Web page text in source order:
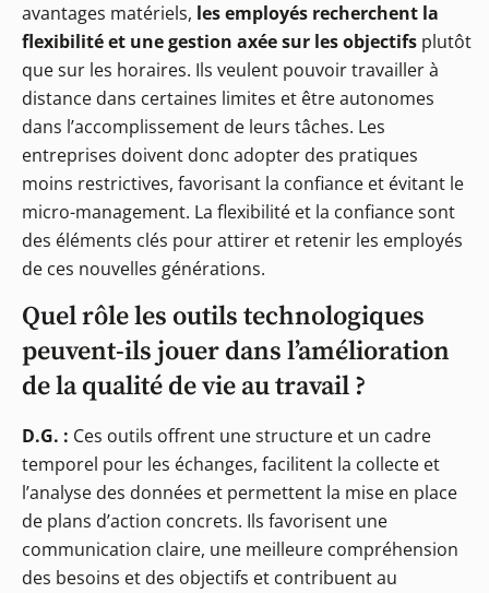
avantages matériels, les employés recherchent la
flexibilité et une gestion axée sur les objectifs plutôt
que sur les horaires. Ils veulent pouvoir travailler à
distance dans certaines limites et être autonomes
dans l’accomplissement de leurs tâches. Les
entreprises doivent donc adopter des pratiques
moins restrictives, favorisant la confiance et évitant le
micro-management. La flexibilité et la confiance sont
des éléments clés pour attirer et retenir les employés
de ces nouvelles générations.
Quel rôle les outils technologiques
peuvent-ils jouer dans l’amélioration
de la qualité de vie au travail ?
D.G. : Ces outils offrent une structure et un cadre
temporel pour les échanges, facilitent la collecte et
l’analyse des données et permettent la mise en place
de plans d’action concrets. Ils favorisent une
communication claire, une meilleure compréhension
des besoins et des objectifs et contribuent au